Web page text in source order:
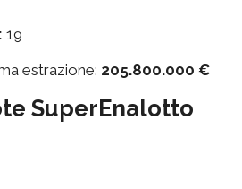
19
estrazione: 205.800.000 €
SuperEnalotto